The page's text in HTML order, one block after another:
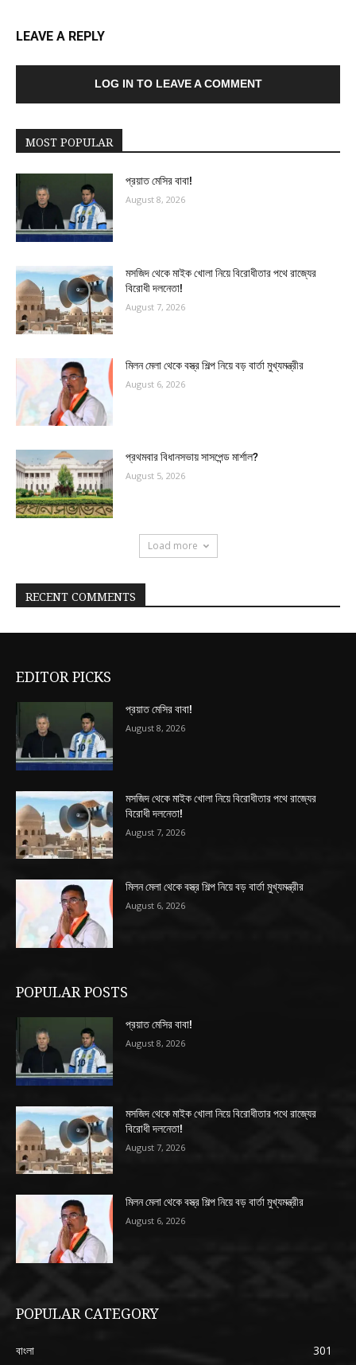
LEAVE A REPLY
LOG IN TO LEAVE A COMMENT
MOST POPULAR
প্রয়াত মেসির বাবা!
August 8, 2026
মসজিদ থেকে মাইক খোলা নিয়ে বিরোধীতার পথে রাজ্যের
বিরোধী দলনেতা!
August 7, 2026
মিলন মেলা থেকে বস্ত্র শিল্প নিয়ে বড় বার্তা মুখ্যমন্ত্রীর
August 6, 2026
প্রথমবার বিধানসভায় সাসপেন্ড মার্শাল?
August 5, 2026
Load more
RECENT COMMENTS
EDITOR PICKS
প্রয়াত মেসির বাবা!
August 8, 2026
মসজিদ থেকে মাইক খোলা নিয়ে বিরোধীতার পথে রাজ্যের
বিরোধী দলনেতা!
August 7, 2026
মিলন মেলা থেকে বস্ত্র শিল্প নিয়ে বড় বার্তা মুখ্যমন্ত্রীর
August 6, 2026
POPULAR POSTS
প্রয়াত মেসির বাবা!
August 8, 2026
মসজিদ থেকে মাইক খোলা নিয়ে বিরোধীতার পথে রাজ্যের
বিরোধী দলনেতা!
August 7, 2026
মিলন মেলা থেকে বস্ত্র শিল্প নিয়ে বড় বার্তা মুখ্যমন্ত্রীর
August 6, 2026
POPULAR CATEGORY
বাংলা
301